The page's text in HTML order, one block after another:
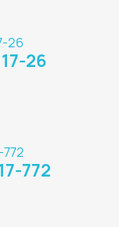
26
772